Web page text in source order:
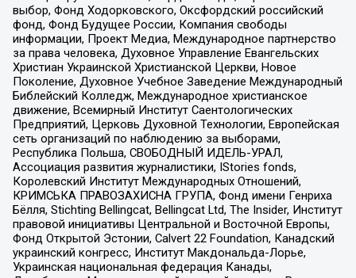
выбор, Фонд Ходорковского, Оксфордский российский
фонд, Фонд Будущее России, Компания свободы
информации, Проект Медиа, Международное партнерство
за права человека, Духовное Управление Евангельских
Христиан Украинской Христианской Церкви, Новое
Поколение, Духовное Учебное Заведение Международный
Библейский Колледж, Международное христианское
движение, Всемирный Институт Саентологических
Предприятий, Церковь Духовной Технологии, Европейская
сеть организаций по наблюдению за выборами,
Республика Польша, СВОБОДНЫЙ ИДЕЛЬ-УРАЛ,
Ассоциация развития журналистики, IStories fonds,
Королевский Институт Международных Отношений,
КРИМСЬКА ПРАВОЗАХИСНА ГРУПА, Фонд имени Генриха
Бёлля, Stichting Bellingcat, Bellingcat Ltd, The Insider, Институт
правовой инициативы Центральной и Восточной Европы,
Фонд Открытой Эстонии, Calvert 22 Foundation, Канадский
украинский конгресс, Институт Макдональда-Лорье,
Украинская национальная федерация Канады,